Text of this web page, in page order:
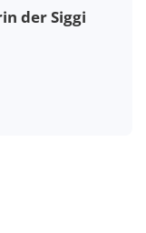
der Siggi